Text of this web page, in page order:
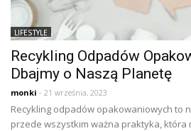
LIFESTYLE
Recykling Odpadów
Dbajmy o Naszą Planetę
monki - 21 września, 2023
Recykling odpadów opakowaniowych to
przede wszystkim ważna praktyka, która